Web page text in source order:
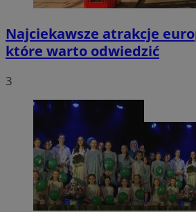
Najciekawsze atrakcje
które warto odwiedzić
3